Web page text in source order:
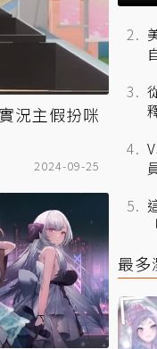
況主假扮咪
2024-09-25
最多